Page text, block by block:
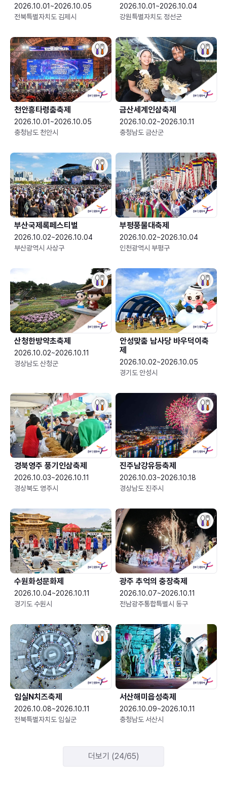
2026.10.01~2026.10.05
전북특별자치도 김제시
2026.10.01~2026.10.04
강원특별자치도 정선군
천안흥타령춤축제
2026.10.01~2026.10.05
충청남도 천안시
금산세계인삼축제
2026.10.02~2026.10.11
충청남도 금산군
부산국제록페스티벌
2026.10.02~2026.10.04
부산광역시 사상구
부평풍물대축제
2026.10.02~2026.10.04
인천광역시 부평구
산청한방약초축제
2026.10.02~2026.10.11
경상남도 산청군
안성맞춤 남사당 바우덕이축
제
2026.10.02~2026.10.05
경기도 안성시
경북영주 풍기인삼축제
2026.10.03~2026.10.11
경상북도 영주시
진주남강유등축제
2026.10.03~2026.10.18
경상남도 진주시
수원화성문화제
2026.10.04~2026.10.11
경기도 수원시
광주 추억의 충장축제
2026.10.07~2026.10.11
전남광주통합특별시 동구
임실N치즈축제
2026.10.08~2026.10.11
전북특별자치도 임실군
서산해미읍성축제
2026.10.09~2026.10.11
충청남도 서산시
더보기 (24/65)